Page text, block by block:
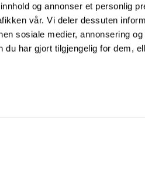
og annonser et personlig
vår. Vi deler dessuten
sosiale medier, annonsering
du har gjort tilgjengelig for dem,
ID-nummer